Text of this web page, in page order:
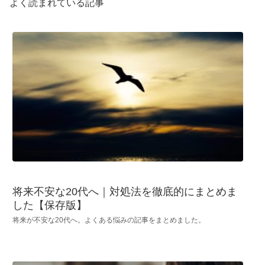
よく読まれている記事
将来不安な20代へ｜対処法を徹底的にまとめま
した【保存版】
将来が不安な20代へ。よくある悩みの記事をまとめました。